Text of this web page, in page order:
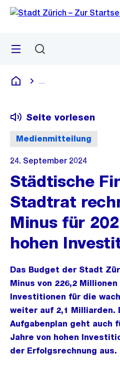
Navigation
Sprunglink
Menü
Deutsch
Medienmitteilung
Seite vorlesen
24. September 2024
Städtische
Stadtrat
Minus für
hohen
Das Budget der Stadt
Minus von 226,2
Investitionen für die
weiter auf 2,1 Milliarden.
Aufgabenplan geht auch
Jahre von hohen
der Erfolgsrechnung aus.